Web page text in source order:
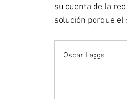
su cuenta de la
solución porque el
Oscar Leggs